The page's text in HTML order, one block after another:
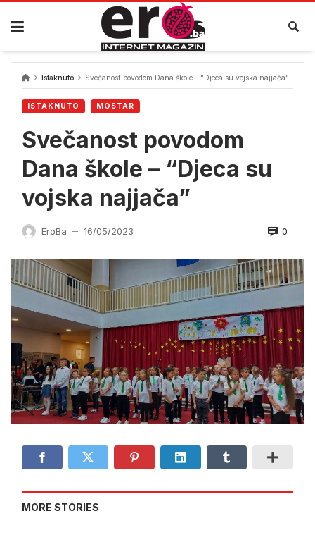
Skip
content
Istaknuto Svečanost povodom Dana škole – “Djeca su vojska najjača”
ISTAKNUTO MOSTAR
Svečanost povodom
Dana škole – “Djeca su
vojska najjača”
EroBa — 16/05/2023 0
MORE STORIES